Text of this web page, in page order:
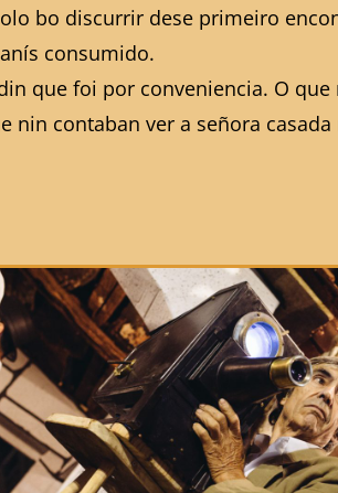
bo discurrir dese primeiro
consumido.
que foi por conveniencia. O
contaban ver a señora